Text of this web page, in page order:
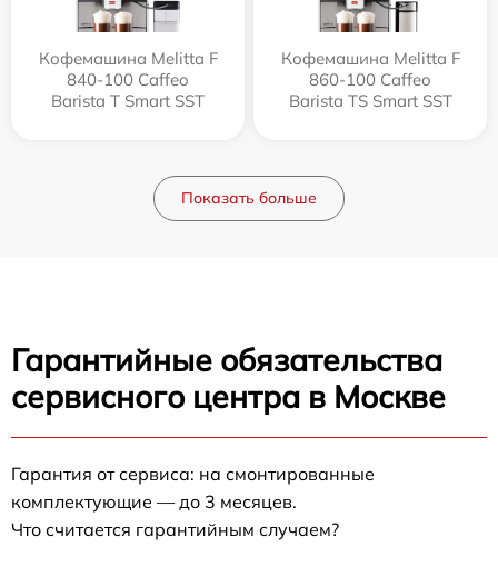
Кофемашина Melitta F
840-100 Caffeo
Barista T Smart SST
Кофемашина Melitta F
860-100 Caffeo
Barista TS Smart SST
Показать больше
Гарантийные обязательства
сервисного центра в Москве
Гарантия от сервиса: на смонтированные
комплектующие — до 3 месяцев.
Что считается гарантийным случаем?